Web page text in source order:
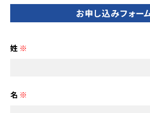
お申し込みフォー
姓 ※
名 ※